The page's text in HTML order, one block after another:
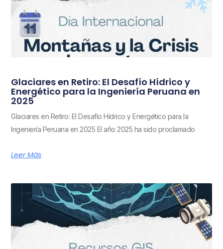
Glaciares en Retiro: El Desafío Hídrico y
Energético para la Ingeniería Peruana en
2025
Glaciares en Retiro: El Desafío Hídrico y Energético para la
Ingeniería Peruana en 2025 El año 2025 ha sido proclamado
Leer Más